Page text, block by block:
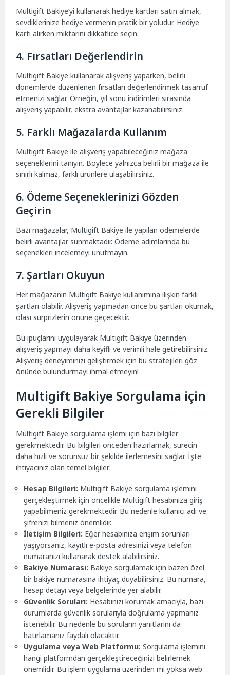
Multigift Bakiye’yi kullanarak hediye kartları satın almak,
sevdiklerinize hediye vermenin pratik bir yoludur. Hediye
kartı alırken miktarını dikkatlice seçin.
4. Fırsatları Değerlendirin
Multigift Bakiye kullanarak alışveriş yaparken, belirli
dönemlerde düzenlenen fırsatları değerlendirmek tasarruf
etmenizi sağlar. Örneğin, yıl sonu indirimleri sırasında
alışveriş yapabilir, ekstra avantajlar kazanabilirsiniz.
5. Farklı Mağazalarda Kullanım
Multigift Bakiye ile alışveriş yapabileceğiniz mağaza
seçeneklerini tanıyın. Böylece yalnızca belirli bir mağaza ile
sınırlı kalmaz, farklı ürünlere ulaşabilirsiniz.
6. Ödeme Seçeneklerinizi Gözden
Geçirin
Bazı mağazalar, Multigift Bakiye ile yapılan ödemelerde
belirli avantajlar sunmaktadır. Ödeme adımlarında bu
seçenekleri incelemeyi unutmayın.
7. Şartları Okuyun
Her mağazanın Multigift Bakiye kullanımına ilişkin farklı
şartları olabilir. Alışveriş yapmadan önce bu şartları okumak,
olası sürprizlerin önüne geçecektir.
Bu ipuçlarını uygulayarak Multigift Bakiye üzerinden
alışveriş yapmayı daha keyifli ve verimli hale getirebilirsiniz.
Alışveriş deneyiminizi geliştirmek için bu stratejileri göz
önünde bulundurmayı ihmal etmeyin!
Multigift Bakiye Sorgulama için
Gerekli Bilgiler
Multigift Bakiye sorgulama işlemi için bazı bilgiler
gerekmektedir. Bu bilgileri önceden hazırlamak, sürecin
daha hızlı ve sorunsuz bir şekilde ilerlemesini sağlar. İşte
ihtiyacınız olan temel bilgiler:
Hesap Bilgileri: Multigift Bakiye sorgulama işlemini
gerçekleştirmek için öncelikle Multigift hesabınıza giriş
yapabilmeniz gerekmektedir. Bu nedenle kullanıcı adı ve
şifrenizi bilmeniz önemlidir.
İletişim Bilgileri: Eğer hesabınıza erişim sorunları
yaşıyorsanız, kayıtlı e-posta adresinizi veya telefon
numaranızı kullanarak destek alabilirsiniz.
Bakiye Numarası: Bakiye sorgulamak için bazen özel
bir bakiye numarasına ihtiyaç duyabilirsiniz. Bu numara,
hesap detayı veya belgelerinde yer alabilir.
Güvenlik Soruları: Hesabınızı korumak amacıyla, bazı
durumlarda güvenlik sorularıyla doğrulama yapmanız
istenebilir. Bu nedenle bu soruların yanıtlarını da
hatırlamanız faydalı olacaktır.
Uygulama veya Web Platformu: Sorgulama işlemini
hangi platformdan gerçekleştireceğinizi belirlemek
önemlidir. Bu işlem uygulama üzerinden mi yoksa web